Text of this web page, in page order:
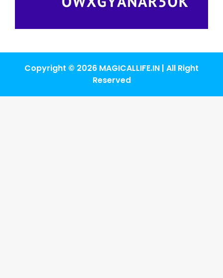
Copyright © 2026 MAGICALLIFE.IN | All Right
Reserved